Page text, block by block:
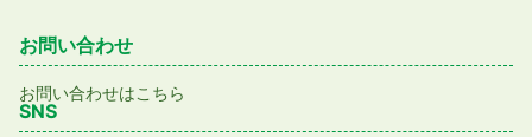
お問い合わせ
お問い合わせはこちら
SNS